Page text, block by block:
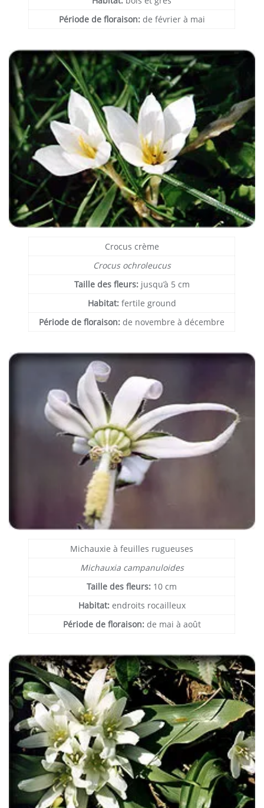
Période de floraison: de février à mai
Crocus crème
Crocus ochroleucus
Taille des fleurs: jusqu’à 5 cm
Habitat: fertile ground
Période de floraison:de novembre à décembre
Michauxie à feuilles rugueuses
Michauxia campanuloides
Taille des fleurs: 10 cm
Habitat: endroits rocailleux
Période de floraison: de mai à août